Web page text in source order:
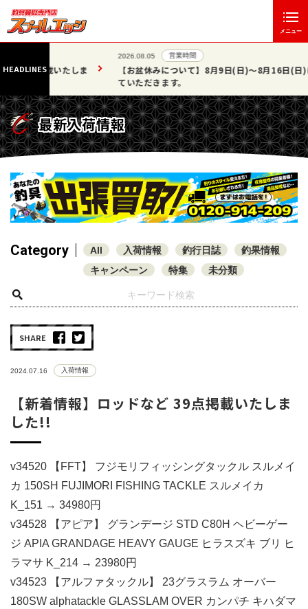
メニュー
HEADLINES
しま
営業時間
【お盆休みについて】8月9日(日)～8月16日(日)は休業させ
ていただきます。
最新入荷情報
Category All 入荷情報 釣行日誌
釣果情報
キャンペーン
特集 未分類
SHARE
2024.07.16 入荷情報
【新着情報】ロッドなど 39点掲載いたしま
した!!
v34520 【FFT】 フジモリフィッシングタックル スルメイ
カ 150SH FUJIMORI FISHING TACKLE スルメイカ
K_151 → 34980円
v34528 【アピア】 グランデージ STD C80H ヘビーゲー
ジ APIA GRANDAGE HEAVY GAUGE ヒラスズキ ブリ ヒ
ラマサ K_214 → 23980円
v34523 【アルファタックル】 23グラスラム オーバー
180SW alphatackle GLASSLAM OVER カンパチ キハダマ